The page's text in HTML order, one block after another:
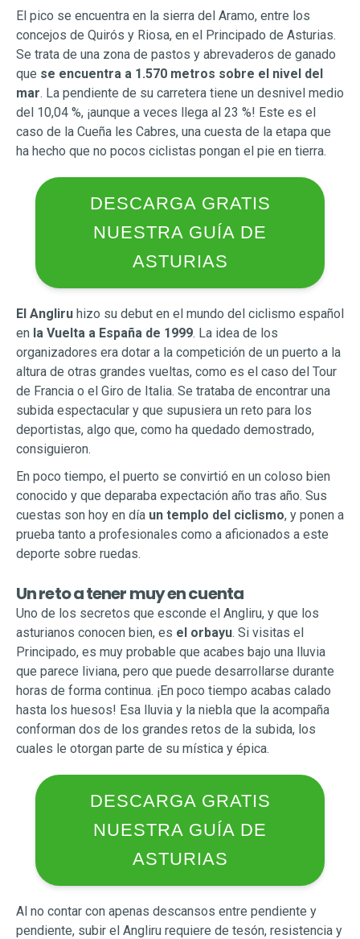
El pico se encuentra en la sierra del Aramo, entre los
concejos de Quirós y Riosa, en el Principado de Asturias.
Se trata de una zona de pastos y abrevaderos de ganado
que se encuentra a 1.570 metros sobre el nivel del
mar. La pendiente de su carretera tiene un desnivel medio
del 10,04 %, ¡aunque a veces llega al 23 %! Este es el
caso de la Cueña les Cabres, una cuesta de la etapa que
ha hecho que no pocos ciclistas pongan el pie en tierra.
DESCARGA GRATIS
NUESTRA GUÍA DE
ASTURIAS
El Angliru hizo su debut en el mundo del ciclismo español
en la Vuelta a España de 1999. La idea de los
organizadores era dotar a la competición de un puerto a la
altura de otras grandes vueltas, como es el caso del Tour
de Francia o el Giro de Italia. Se trataba de encontrar una
subida espectacular y que supusiera un reto para los
deportistas, algo que, como ha quedado demostrado,
consiguieron.
En poco tiempo, el puerto se convirtió en un coloso bien
conocido y que deparaba expectación año tras año. Sus
cuestas son hoy en día un templo del ciclismo, y ponen a
prueba tanto a profesionales como a aficionados a este
deporte sobre ruedas.
Un reto a tener muy en cuenta
Uno de los secretos que esconde el Angliru, y que los
asturianos conocen bien, es el orbayu. Si visitas el
Principado, es muy probable que acabes bajo una lluvia
que parece liviana, pero que puede desarrollarse durante
horas de forma continua. ¡En poco tiempo acabas calado
hasta los huesos! Esa lluvia y la niebla que la acompaña
conforman dos de los grandes retos de la subida, los
cuales le otorgan parte de su mística y épica.
DESCARGA GRATIS
NUESTRA GUÍA DE
ASTURIAS
Al no contar con apenas descansos entre pendiente y
pendiente, subir el Angliru requiere de tesón, resistencia y